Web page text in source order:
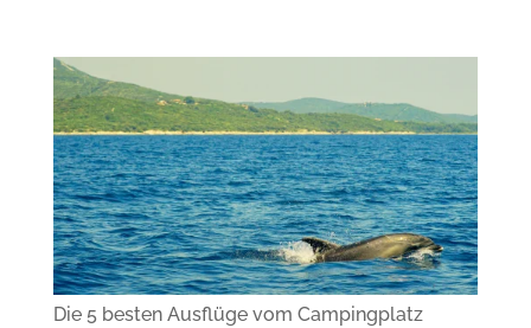
Die 5 besten Ausflüge vom Campingplatz